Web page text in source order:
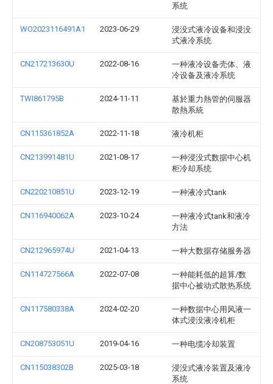
系统
WO2023116491A1 2023-06-29
浸没式液冷设备和浸没
式液冷系统
CN217213630U 2022-08-16
一种液冷设备壳体、液
冷设备及液冷系统
TWI861795B 2024-11-11
基於重力熱管的伺服器
散熱系統
CN115361852A 2022-11-18 液冷机柜
CN213991481U 2021-08-17
一种浸没式数据中心机
柜冷却系统
CN220210851U 2023-12-19 一种液冷式tank
CN116940062A 2023-10-24
一种液冷式tank和液冷
方法
CN212965974U 2021-04-13 一种大数据存储服务器
CN114727566A 2022-07-08
一种能耗低的超算/数
据中心被动式散热系统
CN117580338A 2024-02-20
一种数据中心用风液一
体式浸没液冷机柜
CN208753051U 2019-04-16 一种电缆冷却装置
CN115038302B 2025-03-18
浸没式液冷装置及液冷
系统